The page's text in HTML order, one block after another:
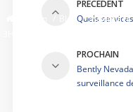
/ Maximiser
PRÉCÉDENT
Quels
PROCHAIN
Bently
surveillance